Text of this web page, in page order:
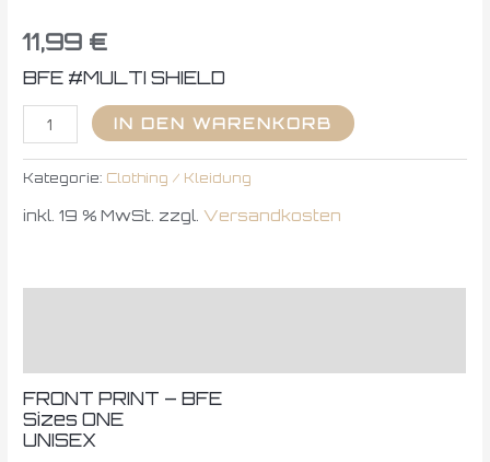
11,99 €
BFE #MULTI SHIELD
IN DEN WARENKORB
Kategorie: Clothing / Kleidung
inkl. 19 % MwSt. zzgl.Versandkosten
FRONT PRINT – BFE
Sizes ONE
UNISEX